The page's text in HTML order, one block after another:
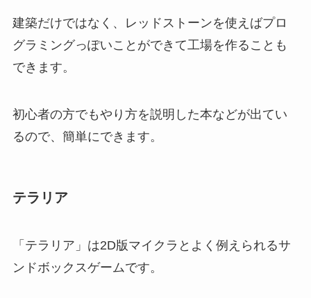
建築だけではなく、レッドストーンを使えばプロ
グラミングっぽいことができて工場を作ることも
できます。
初心者の方でもやり方を説明した本などが出てい
るので、簡単にできます。
テラリア
「テラリア」は2D版マイクラとよく例えられるサ
ンドボックスゲームです。